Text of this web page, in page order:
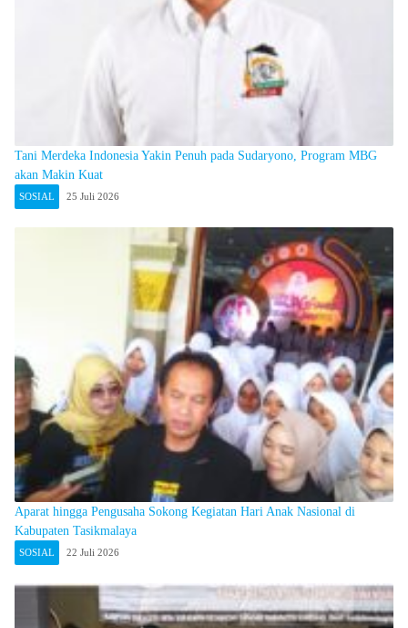
Tani Merdeka Indonesia Yakin Penuh pada Sudaryono, Program MBG
akan Makin Kuat
SOSIAL 25 Juli 2026
Aparat hingga Pengusaha Sokong Kegiatan Hari Anak Nasional di
Kabupaten Tasikmalaya
SOSIAL 22 Juli 2026